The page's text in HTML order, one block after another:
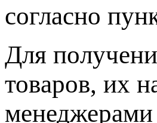
согласно
Для
товaров, их